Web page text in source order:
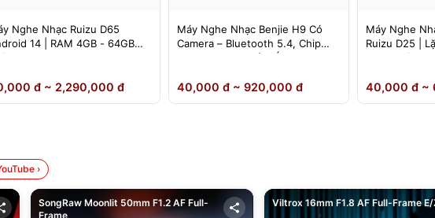
Nghe Nhạc Ruizu D65
14 | RAM 4GB - 64GB
Hãng
đ ~ 2,290,000 đ
Máy Nghe Nhạc Benjie H9 Có
Camera – Bluetooth 5.4, Chip
DSD Lossless, Cảm Ứng IPS –
40,000 đ ~ 920,000 đ
Máy Nghe
Ruizu D25 |
Loa Ngoài
40,000 đ ~
›
SongRaw Moonlit 50mm F1.2 AF Full-
Frame
Viltrox 16mm F1.8 AF Full-Frame